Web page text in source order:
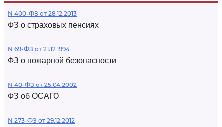
N 400-ФЗ от 28.12.2013
ФЗ о страховых пенсиях
N 69-ФЗ от 21.12.1994
ФЗ о пожарной безопасности
N 40-ФЗ от 25.04.2002
ФЗ об ОСАГО
N 273-ФЗ от 29.12.2012